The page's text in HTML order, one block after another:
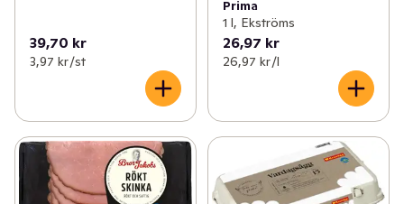
39,70 kr
3,97 kr /st
Prima
1 l, Ekströms
26,97 kr
26,97 kr /l